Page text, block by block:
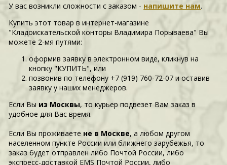
У вас возникли сложности c заказом - напишите нам.
Купить этот товар в интернет-магазине
"Кладоискательской конторы Владимира Порываева" Вы
можете 2-мя путями:
оформив заявку в электронном виде, кликнув на
кнопку "КУПИТЬ", или
позвонив по телефону +7 (919) 760-72-07 и оставив
заявку у наших менеджеров.
Если Вы из Москвы, то курьер подвезет Вам заказ в
удобное для Вас время.
Если Вы проживаете не в Москве, а любом другом
населенном пункте России или ближнего зарубежья, то
заказ будет отправлен либо Почтой России, либо
экспресс-доставкой EMS Почтой России, либо